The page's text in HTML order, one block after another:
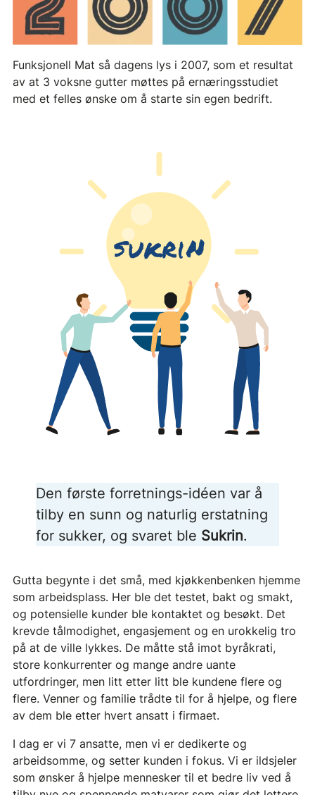
Funksjonell Mat så dagens lys i 2007, som et resultat
av at 3 voksne gutter møttes på ernæringsstudiet
med et felles ønske om å starte sin egen bedrift.
Den første forretnings-idéen var å
tilby en sunn og naturlig erstatning
for sukker, og svaret ble Sukrin.
Gutta begynte i det små, med kjøkkenbenken hjemme
som arbeidsplass. Her ble det testet, bakt og smakt,
og potensielle kunder ble kontaktet og besøkt. Det
krevde tålmodighet, engasjement og en urokkelig tro
på at de ville lykkes. De måtte stå imot byråkrati,
store konkurrenter og mange andre uante
utfordringer, men litt etter litt ble kundene flere og
flere. Venner og familie trådte til for å hjelpe, og flere
av dem ble etter hvert ansatt i firmaet.
I dag er vi 7 ansatte, men vi er dedikerte og
arbeidsomme, og setter kunden i fokus. Vi er ildsjeler
som ønsker å hjelpe mennesker til et bedre liv ved å